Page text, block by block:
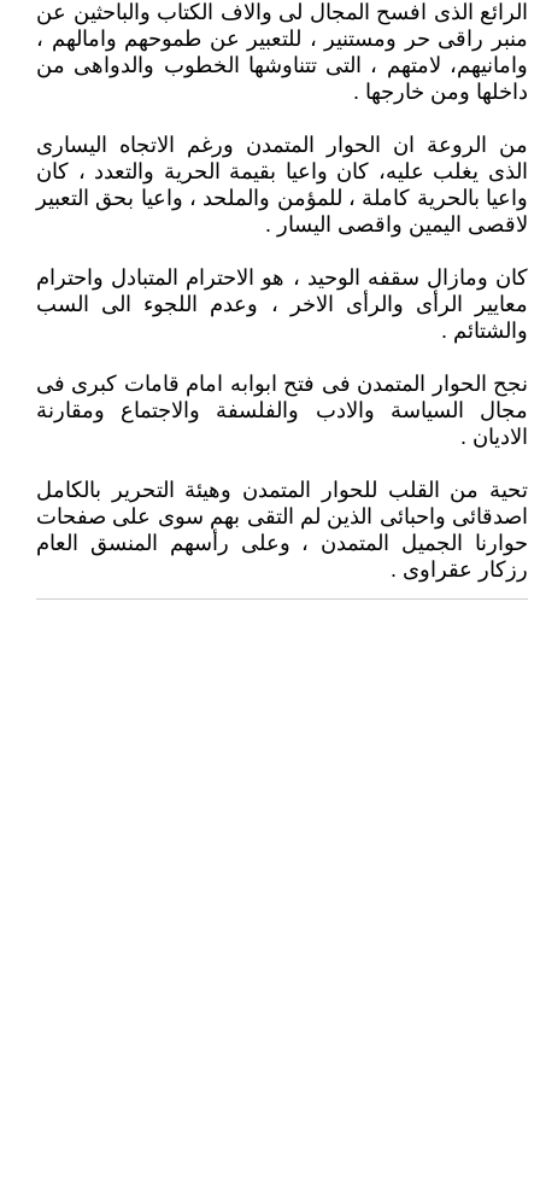
الرائع الذى افسح المجال لى والاف الكتاب والباحثين عن
منبر راقى حر ومستنير ، للتعبير عن طموحهم وامالهم ،
وامانيهم، لامتهم ، التى تتناوشها الخطوب والدواهى من
داخلها ومن خارجها .
من الروعة ان الحوار المتمدن ورغم الاتجاه اليسارى
الذى يغلب عليه، كان واعيا بقيمة الحرية والتعدد ، كان
واعيا بالحرية كاملة ، للمؤمن والملحد ، واعيا بحق التعبير
لاقصى اليمين واقصى اليسار .
كان ومازال سقفه الوحيد ، هو الاحترام المتبادل واحترام
معايير الرأى والرأى الاخر ، وعدم اللجوء الى السب
والشتائم .
نجح الحوار المتمدن فى فتح ابوابه امام قامات كبرى فى
مجال السياسة والادب والفلسفة والاجتماع ومقارنة
الاديان .
تحية من القلب للحوار المتمدن وهيئة التحرير بالكامل
اصدقائى واحبائى الذين لم التقى بهم سوى على صفحات
حوارنا الجميل المتمدن ، وعلى رأسهم المنسق العام
رزكار عقراوى .